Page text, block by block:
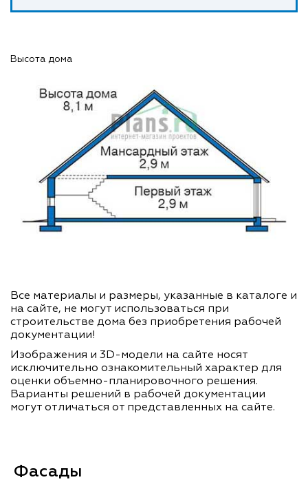
Высота дома
Все материалы и размеры, указанные в каталоге и
на сайте, не могут использоваться при
строительстве дома без приобретения рабочей
документации!
Изображения и 3D-модели на сайте носят
исключительно ознакомительный характер для
оценки объемно-планировочного решения.
Варианты решений в рабочей документации
могут отличаться от представленных на сайте.
Фасады